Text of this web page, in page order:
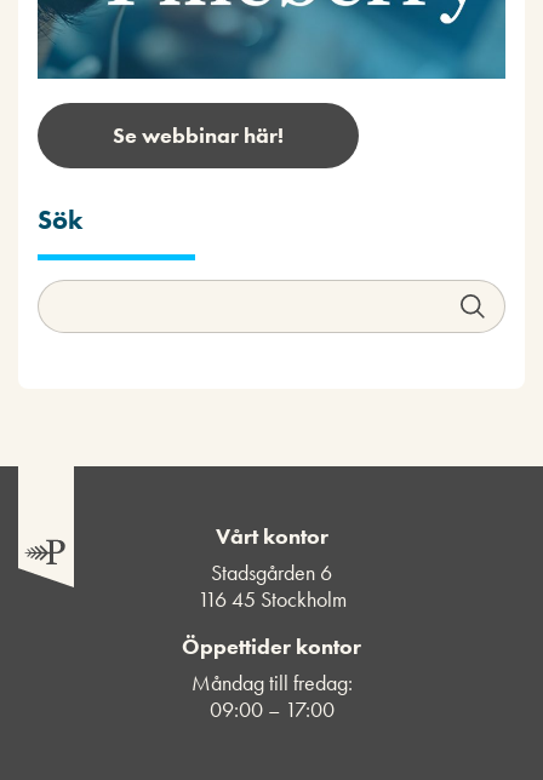
Se webbinar här!
Sök
Vårt kontor
Stadsgården 6
116 45 Stockholm
Öppettider kontor
Måndag till fredag:
09:00 – 17:00